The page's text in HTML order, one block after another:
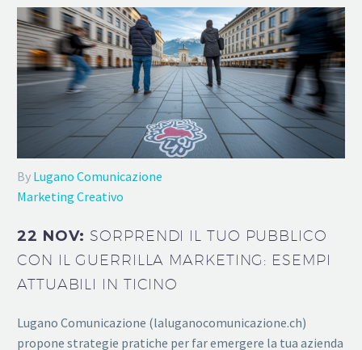
By Lugano Comunicazione
Marketing Creativo
22 NOV: SORPRENDI IL TUO PUBBLICO
CON IL GUERRILLA MARKETING: ESEMPI
ATTUABILI IN TICINO
Lugano Comunicazione (laluganocomunicazione.ch)
propone strategie pratiche per far emergere la tua azienda